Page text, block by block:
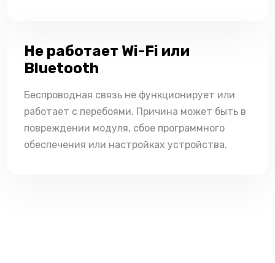
Не работает Wi-Fi или
Bluetooth
Беспроводная связь не функционирует или
работает с перебоями. Причина может быть в
повреждении модуля, сбое программного
обеспечения или настройках устройства.